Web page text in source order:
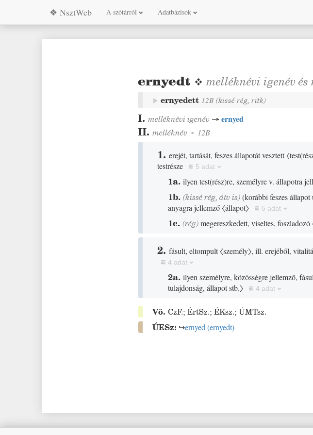
❖ NsztWeb A szótárról Adatbázisok
ernyedt ❖melléknévi igenév és
ernyedett 12B (kissérég,ritk)
I.melléknévi igenév →ernyed
II.melléknév ◦ 12B
1.erejét, tartását, feszes állapotát vesztett〈test(
testrésze
5 adat
1a.ilyen test(rész)re, személyre v. állapotra
1b.(kissérég,átv is) (korábbi feszes állapot
anyagra jellemző〈állapot〉 5 adat
1c.(rég) megereszkedett, viseltes, foszladozó
2.fásult, eltompult〈személy〉, ill. erejéből,
4 adat
2a.ilyen személyre, közösségre jellemző,
tulajdonság, állapot stb.〉
4 adat
Vö.CzF.;ÉrtSz.;ÉKsz.;ÚMTsz.
ÚESz: ↪ernyed (ernyedt)